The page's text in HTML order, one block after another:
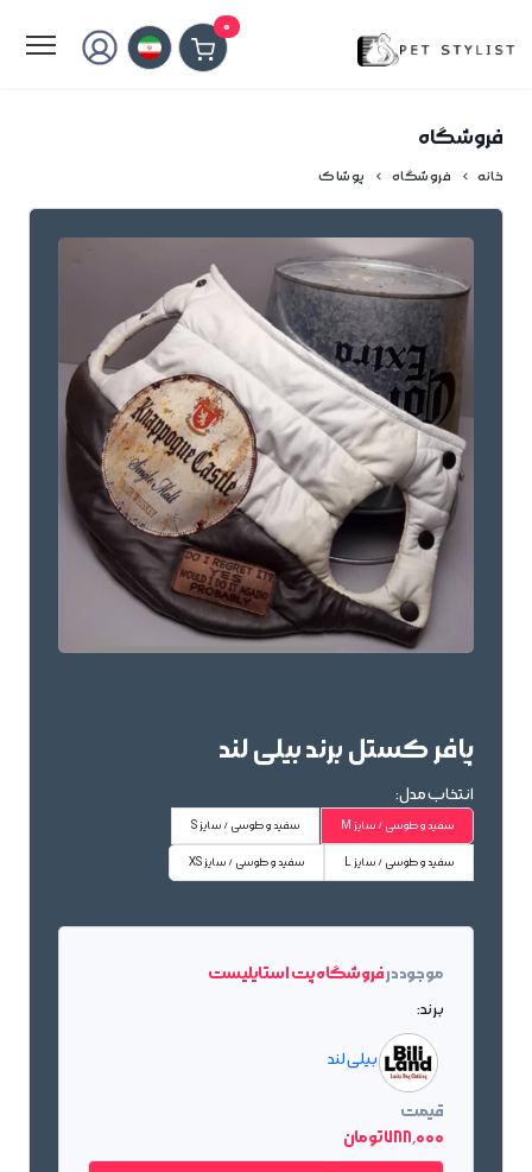
0
فروشگاه
خانه فروشگاه پوشاک
پافر کستل برند بیلی لند
انتخاب مدل:
سفید و طوسی / سایز M سفید و طوسی / سایز S
سفید و طوسی / سایز L سفید و طوسی / سایز XS
موجود درفروشگاه پت استایلیست
برند:
بیلی لند
قیمت
788٬000 تومان